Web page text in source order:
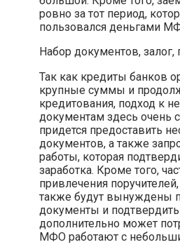
ровно за тот период,
пользовался деньгами
Набор документов, залог,
Так как кредиты банков
крупные суммы и
кредитования, подход к
документам здесь очень
придется предоставить
документов, а также
работы, которая
заработка. Кроме того,
привлечения
также будут вынуждены
документы и
дополнительно может
МФО работают с